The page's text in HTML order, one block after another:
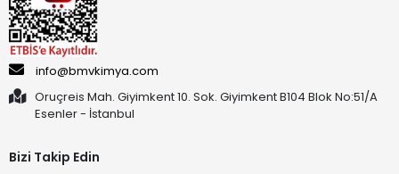
info@bmvkimya.com
Oruçreis Mah. Giyimkent 10. Sok. Giyimkent B104 Blok No:51/A
Esenler - İstanbul
Bizi Takip Edin